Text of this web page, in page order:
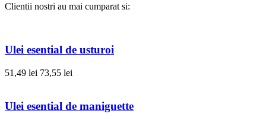
Clientii nostri au mai cumparat si:
Ulei esential de usturoi
51,49 lei 73,55 lei
Ulei esential de maniguette